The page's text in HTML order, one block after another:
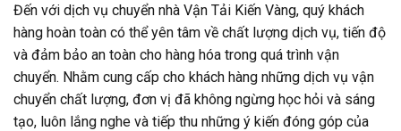
Đến với dịch vụ chuyển nhà Vận Tải Kiến Vàng, quý khách
hàng hoàn toàn có thể yên tâm về chất lượng dịch vụ, tiến độ
và đảm bảo an toàn cho hàng hóa trong quá trình vận
chuyển. Nhằm cung cấp cho khách hàng những dịch vụ vận
chuyển chất lượng, đơn vị đã không ngừng học hỏi và sáng
tạo, luôn lắng nghe và tiếp thu những ý kiến đóng góp của